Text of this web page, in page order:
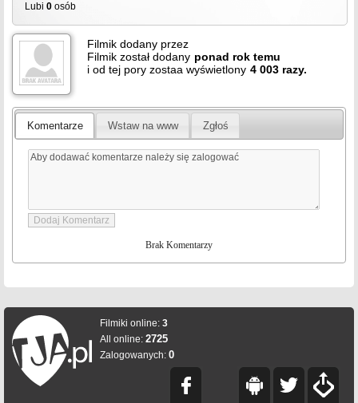
Lubi 0 osób
Filmik dodany przez
Filmik został dodany ponad rok temu
i od tej pory zostaa wyświetlony 4 003 razy.
Komentarze Wstaw na www Zgłoś
Brak Komentarzy
Filmiki online: 3
All online: 2725
Zalogowanych: 0